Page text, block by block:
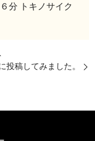
分 トキノサイク
投稿してみました。